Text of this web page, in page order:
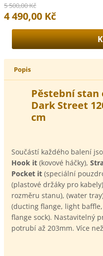
5 500,00 Kč
4 490,00 Kč
Popis
Pěstební stan
Dark Street
cm
Součástí každého balení
Hook it(kovové háčky),
Pocket it (speciální
(plastové držáky pro
rozměru stanu), (water
(ducting flange, light
flange sock). Nastavitelný
potrubí až 203mm. Více